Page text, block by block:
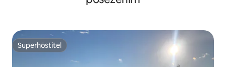
Superhostitel
Superhostitel